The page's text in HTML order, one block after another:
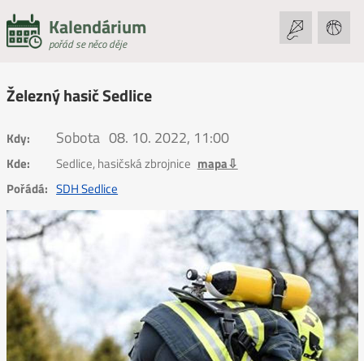
Kalendárium
pořád se něco děje
Železný hasič Sedlice
Kdy: Sobota 08. 10. 2022, 11:00
Kde: Sedlice, hasičská zbrojnice mapa⇩
Pořádá: SDH Sedlice